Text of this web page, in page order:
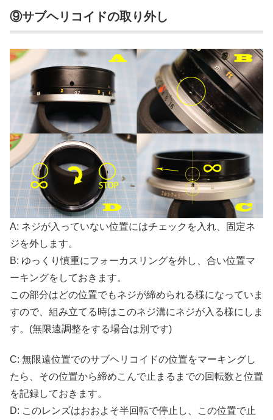
⑨サブヘリコイドの取り外し
A: ネジが入っていない位置にはチェックを入れ、固定ネ
ジを外します。
B: ゆっくり慎重にフォーカスリングを外し、合い位置マ
ーキングをしておきます。
この部分はどの位置でもネジが締められる様になっていま
すので、組み立てる時はこのネジ溝にネジが入る様にしま
す。(無限遠調整をする場合は別です)
C: 無限遠位置でのサブヘリコイドの位置をマーキングし
たら、その位置から締めこんで止まるまでの回転数と位置
を記録しておきます。
D: このレンズはおおよそ半回転で停止し、この位置で止